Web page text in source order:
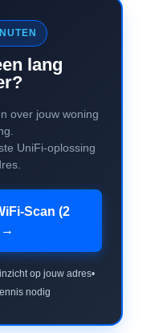
lang
over jouw woning
UniFi-oplossing
Scan (2
→
op jouw adres•
nodig